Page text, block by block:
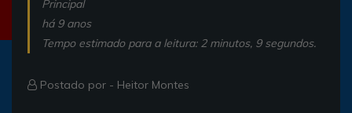
Principal
há 9 anos
Tempo estimado para a leitura: 2 minutos, 9 segundos.
Postado por - Heitor Montes